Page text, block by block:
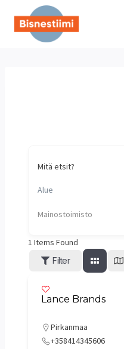
sisältöön
Mitä etsit?
Mainostoimisto
1 Items Found
Filter
Lance Brands
Pirkanmaa
+358414345606